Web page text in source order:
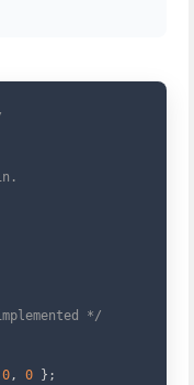
*/
0, 0 } ;